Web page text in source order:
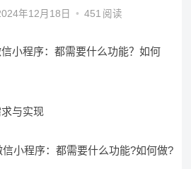
年12月18日 • 451 阅读
信小程序：都需要什么功能？如何
与实现